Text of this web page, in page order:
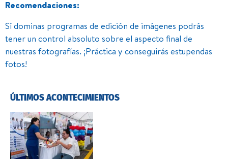
Recomendaciones:
Sí dominas programas de edición de imágenes podrás
tener un control absoluto sobre el aspecto final de
nuestras fotografías. ¡Práctica y conseguirás estupendas
fotos!
ÚLTIMOS ACONTECIMIENTOS